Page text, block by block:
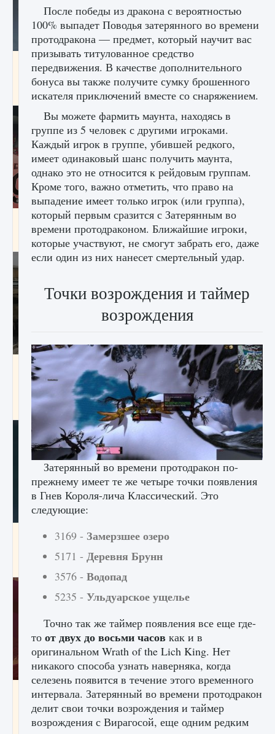
Все новые функции в режиме карьеры EA
FC 25
9 августа 2024 2 096 0 2
Входят ли «Милан» и «Интер» в EA FC 25
9 августа 2024
Как исправить текстовую ошибку
пользовательского интерфейса Delta
Force Hawk Ops
9 августа 2024 1 945 0 0
Как проверить статус сервера Delta Force
1 286
Как приручить существ джунглей Нари в
игре Creatures of Ava
9 августа 2024 1 218 0 0
После победы из дракона с вероятностью
100% выпадет Поводья затерянного во времени
протодракона — предмет, который научит вас
призывать титулованное средство
передвижения. В качестве дополнительного
бонуса вы также получите сумку брошенного
искателя приключений вместе со снаряжением.
Вы можете фармить маунта, находясь в
группе из 5 человек с другими игроками.
Каждый игрок в группе, убившей редкого,
имеет одинаковый шанс получить маунта,
однако это не относится к рейдовым группам.
Кроме того, важно отметить, что право на
выпадение имеет только игрок (или группа),
который первым сразится с Затерянным во
времени протодраконом. Ближайшие игроки,
которые участвуют, не смогут забрать его, даже
если один из них нанесет смертельный удар.
Точки возрождения и таймер
возрождения
Затерянный во времени протодракон по-
прежнему имеет те же четыре точки появления
в Гнев Короля-лича Классический. Это
следующие:
3169 - Замерзшее озеро
5171 - Деревня Брунн
3576 - Водопад
5235 - Ульдуарское ущелье
Точно так же таймер появления все еще где-
то от двух до восьми часов как и в
оригинальном Wrath of the Lich King. Нет
никакого способа узнать наверняка, когда
селезень появится в течение этого временного
интервала. Затерянный во времени протодракон
делит свои точки возрождения и таймер
возрождения с Вирагосой, еще одним редким